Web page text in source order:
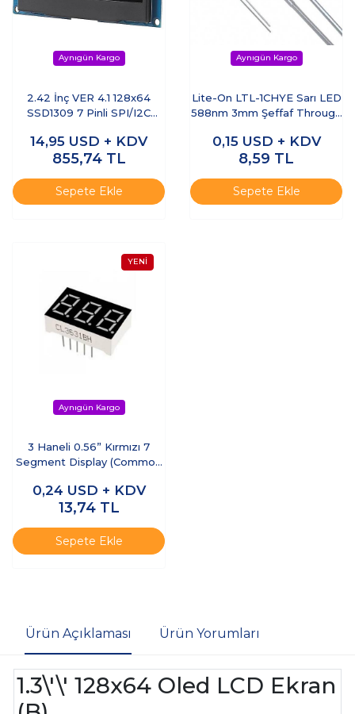
2.42 İnç VER 4.1 128x64
SSD1309 7 Pinli SPI/I2C
14,95 USD + KDV
855,74 TL
Sepete Ekle
Lite-On LTL-1CHYE Sarı LED
588nm 3mm Şeffaf Through
0,15 USD + KDV
8,59 TL
Sepete Ekle
3 Haneli 0.56” Kırmızı 7
Segment Display (Common
0,24 USD + KDV
13,74 TL
Sepete Ekle
Ürün Açıklaması Ürün Yorumları
1.3\'\' 128x64 Oled LCD Ekran